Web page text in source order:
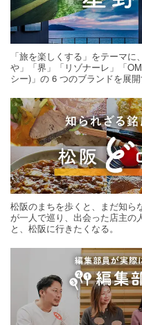
「旅を楽しくする」をテーマ
や」「界」「リゾナーレ」「
シー)」の 6 つのブランドを展
松阪のまちを歩くと、まだ知ら
が一人で巡り、出会った店主の
と、松阪に行きたくなる。